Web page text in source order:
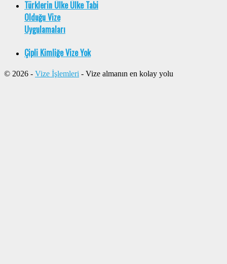
Türklerin Ülke Ülke Tabi
Olduğu Vize
Uygulamaları
Çipli Kimliğe Vize Yok
© 2026 - Vize İşlemleri - Vize almanın en kolay yolu